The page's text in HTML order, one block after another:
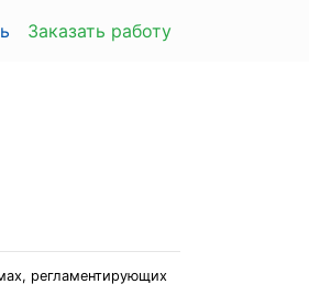
Заказать работу
регламентирующих